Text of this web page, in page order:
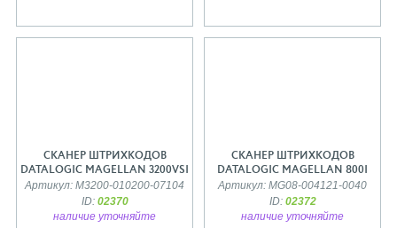
СКАНЕР ШТРИХКОДОВ
DATALOGIC MAGELLAN 3200VSI
Артикул: M3200-010200-07104
ID: 02370
наличие уточняйте
СКАНЕР ШТРИХКОДОВ
DATALOGIC MAGELLAN 800I
Артикул: MG08-004121-0040
ID: 02372
наличие уточняйте